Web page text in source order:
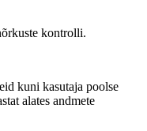
kontrolli.
kuni kasutaja poolse
alates andmete